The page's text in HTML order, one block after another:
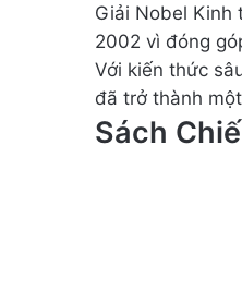
Giải Nobel Kinh
2002 vì đóng
Với kiến thức
đã trở thành
Sách